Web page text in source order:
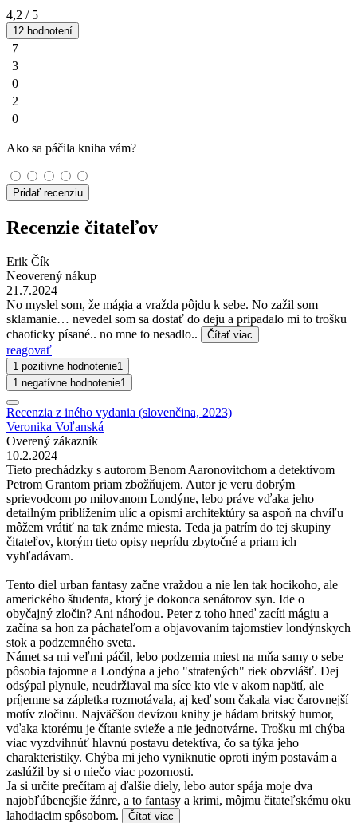
4,2 / 5
12 hodnotení
7
3
0
2
0
Ako sa páčila kniha vám?
Pridať recenziu
Recenzie čitateľov
Erik Čík
Neoverený nákup
21.7.2024
No myslel som, že mágia a vražda pôjdu k sebe. No zažil som
sklamanie… nevedel som sa dostať do deju a pripadalo mi to trošku
chaoticky písané.. no mne to nesadlo..
Čítať viac
reagovať
1 pozitívne hodnotenie1
1 negatívne hodnotenie1
Recenzia z iného vydania (slovenčina, 2023)
Veronika Voľanská
Overený zákazník
10.2.2024
Tieto prechádzky s autorom Benom Aaronovitchom a detektívom
Petrom Grantom priam zbožňujem. Autor je veru dobrým
sprievodcom po milovanom Londýne, lebo práve vďaka jeho
detailným priblížením ulíc a opismi architektúry sa aspoň na chvíľu
môžem vrátiť na tak známe miesta. Teda ja patrím do tej skupiny
čitateľov, ktorým tieto opisy neprídu zbytočné a priam ich
vyhľadávam.
Tento diel urban fantasy začne vraždou a nie len tak hocikoho, ale
amerického študenta, ktorý je dokonca senátorov syn. Ide o
obyčajný zločin? Ani náhodou. Peter z toho hneď zacíti mágiu a
začína sa hon za páchateľom a objavovaním tajomstiev londýnskych
stok a podzemného sveta.
Námet sa mi veľmi páčil, lebo podzemia miest na mňa samy o sebe
pôsobia tajomne a Londýna a jeho "stratených" riek obzvlášť. Dej
odsýpal plynule, neudržiaval ma síce kto vie v akom napätí, ale
príjemne sa zápletka rozmotávala, aj keď som čakala viac čarovnejší
motív zločinu. Najväčšou devízou knihy je hádam britský humor,
vďaka ktorému je čítanie svieže a nie jednotvárne. Trošku mi chýba
viac vyzdvihnúť hlavnú postavu detektíva, čo sa týka jeho
charakteristiky. Chýba mi jeho vyniknutie oproti iným postavám a
zaslúžil by si o niečo viac pozornosti.
Ja si určite prečítam aj ďalšie diely, lebo autor spája moje dva
najobľúbenejšie žánre, a to fantasy a krimi, môjmu čitateľskému oku
lahodiacim spôsobom.
Čítať viac